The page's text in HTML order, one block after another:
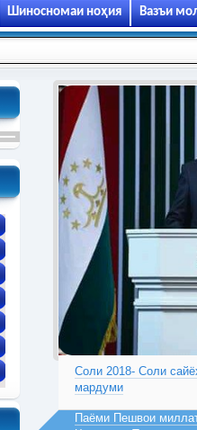
Шиносномаи ноҳия Вазъи
Соли 2018- Соли
мардуми
Паёми Пешвои